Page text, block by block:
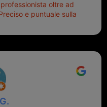
oltre ad
e puntuale sulla